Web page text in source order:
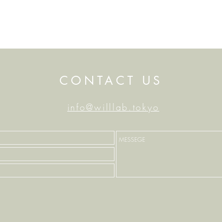
的理解」が掲載さ
CONTACT US
info@willlab.tokyo